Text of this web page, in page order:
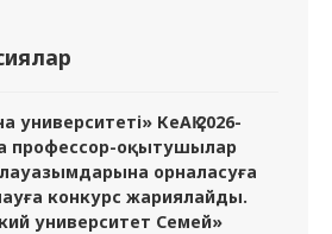
университеті» КеАҚ 2026-
профессор-оқытушылар
орналасуға
конкурс жариялайды.
университет Семей»